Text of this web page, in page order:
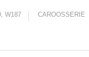
W187 CAROOSSERIE